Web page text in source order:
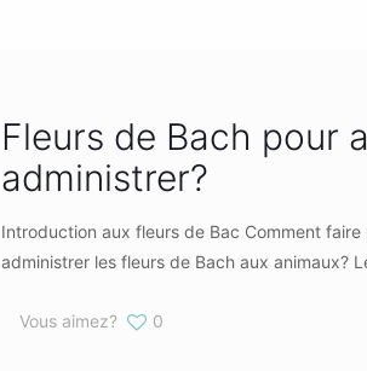
Fleurs de Bach pour
administrer?
Introduction aux fleurs de Bac Comment
administrer les fleurs de Bach aux animaux?
Vous aimez? 0